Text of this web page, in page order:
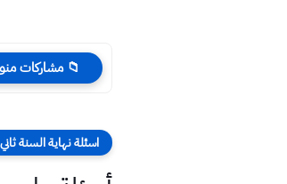
📁 مشاركات
اسئلة نهاية السنة